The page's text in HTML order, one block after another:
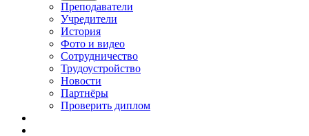
Преподаватели
Учредители
История
Фото и видео
Сотрудничество
Трудоустройство
Новости
Партнёры
Проверить диплом